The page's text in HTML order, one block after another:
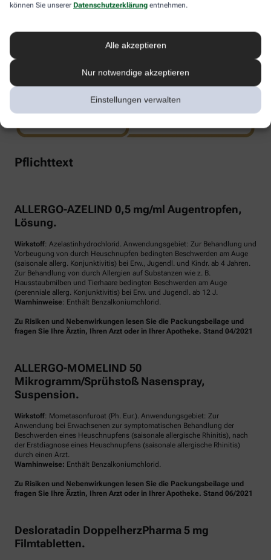
können Sie unserer Datenschutzerklärung entnehmen.
Alle akzeptieren
Nur notwendige akzeptieren
Einstellungen verwalten
Pflichttext
ALLERGO-AZELIND 0,5 mg/ml Augentropfen,
Lösung.
Wirkstoff: Azelastinhydrochlorid. Anwendungsgebiet: Zur Behandlung und
Vorbeugung von durch Heuschnupfen bedingten Beschwerden am Auge
(saisonale allerg. Konjunktivitis) bei Erw., Jugendl. und Kindr. ab 4 Jahren.
Zur Behandlung von durch Allergien auf Substanzen wie z. B.
Hausstaubmilben und Tierhaare bedingten Beschwerden am Auge
(perenniale allerg. Konjunktivitis) bei Erw. und Jugendl. ab 12 J.
Warnhinweise: Enthält Benzalkoniumchlorid.
Zu Risiken und Nebenwirkungen lesen Sie die Packungsbeilage und
fragen Sie Ihre Ärztin, Ihren Arzt oder in Ihrer Apotheke. Stand 04/2021
ALLERGO-MOMELIND 50
Mikrogramm/Sprühstoß Nasenspray,
Suspension.
Wirkstoff: Mometasonfuroat (Ph. Eur.). Anwendungsgebiet: Zur
Anwendung bei Erwachsenen zur symptomatischen Behandlung der
Beschwerden eines Heuschnupfens (saisonale allergische Rhinitis), nach
der Erstdiagnose eines Heuschnupfens (saisonale allergische Rhinitis)
durch einen Arzt.
Warnhinweise: Enthält Benzalkoniumchlorid.
Zu Risiken und Nebenwirkungen lesen Sie die Packungsbeilage und
fragen Sie Ihre Ärztin, Ihren Arzt oder in Ihrer Apotheke. Stand 06/2021
Desloratadin DoppelherzPharma 5 mg
Filmtabletten.